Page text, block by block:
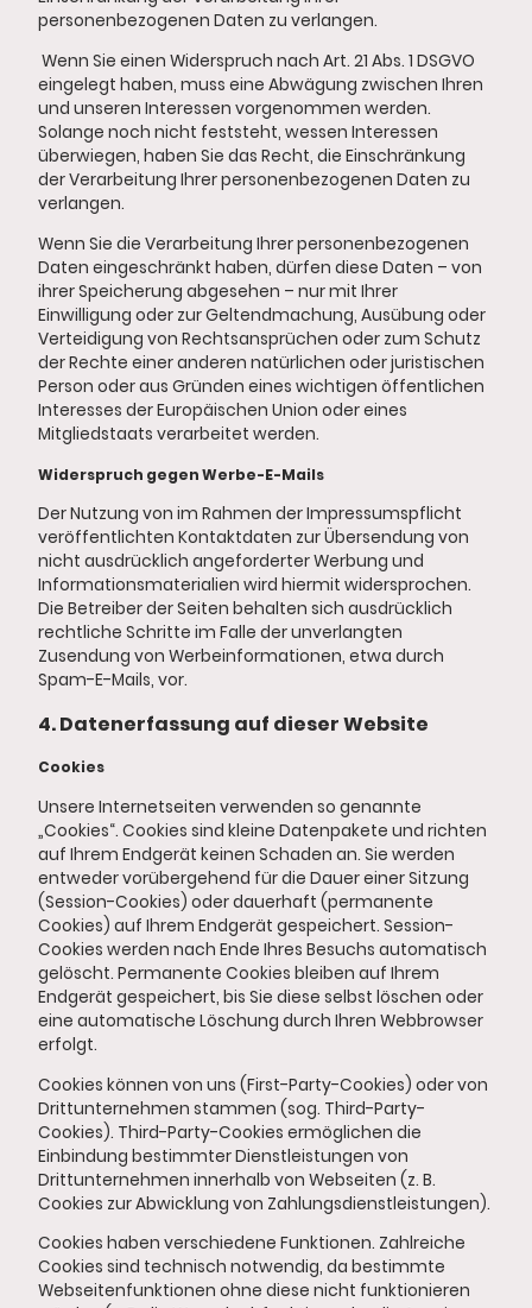
personenbezogenen Daten zu verlangen.
Wenn Sie einen Widerspruch nach Art. 21 Abs. 1 DSGVO
eingelegt haben, muss eine Abwägung zwischen Ihren
und unseren Interessen vorgenommen werden.
Solange noch nicht feststeht, wessen Interessen
überwiegen, haben Sie das Recht, die Einschränkung
der Verarbeitung Ihrer personenbezogenen Daten zu
verlangen.
Wenn Sie die Verarbeitung Ihrer personenbezogenen
Daten eingeschränkt haben, dürfen diese Daten – von
ihrer Speicherung abgesehen – nur mit Ihrer
Einwilligung oder zur Geltendmachung, Ausübung oder
Verteidigung von Rechtsansprüchen oder zum Schutz
der Rechte einer anderen natürlichen oder juristischen
Person oder aus Gründen eines wichtigen öffentlichen
Interesses der Europäischen Union oder eines
Mitgliedstaats verarbeitet werden.
Widerspruch gegen Werbe-E-Mails
Der Nutzung von im Rahmen der Impressumspflicht
veröffentlichten Kontaktdaten zur Übersendung von
nicht ausdrücklich angeforderter Werbung und
Informationsmaterialien wird hiermit widersprochen.
Die Betreiber der Seiten behalten sich ausdrücklich
rechtliche Schritte im Falle der unverlangten
Zusendung von Werbeinformationen, etwa durch
Spam-E-Mails, vor.
4. Datenerfassung auf dieser Website
Cookies
Unsere Internetseiten verwenden so genannte
„Cookies“. Cookies sind kleine Datenpakete und richten
auf Ihrem Endgerät keinen Schaden an. Sie werden
entweder vorübergehend für die Dauer einer Sitzung
(Session-Cookies) oder dauerhaft (permanente
Cookies) auf Ihrem Endgerät gespeichert. Session-
Cookies werden nach Ende Ihres Besuchs automatisch
gelöscht. Permanente Cookies bleiben auf Ihrem
Endgerät gespeichert, bis Sie diese selbst löschen oder
eine automatische Löschung durch Ihren Webbrowser
erfolgt.
Cookies können von uns (First-Party-Cookies) oder von
Drittunternehmen stammen (sog. Third-Party-
Cookies). Third-Party-Cookies ermöglichen die
Einbindung bestimmter Dienstleistungen von
Drittunternehmen innerhalb von Webseiten (z. B.
Cookies zur Abwicklung von Zahlungsdienstleistungen).
Cookies haben verschiedene Funktionen. Zahlreiche
Cookies sind technisch notwendig, da bestimmte
Webseitenfunktionen ohne diese nicht funktionieren